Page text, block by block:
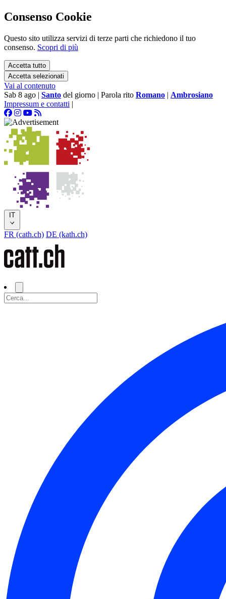
Consenso Cookie
Questo sito utilizza servizi di terze parti che richiedono il tuo
consenso. Scopri di più
Accetta tutto
Accetta selezionati
Vai al contenuto
Sab 8 ago | Santo del giorno | Parola rito Romano | Ambrosiano
Impressum e contatti |
IT
FR (cath.ch) DE (kath.ch)